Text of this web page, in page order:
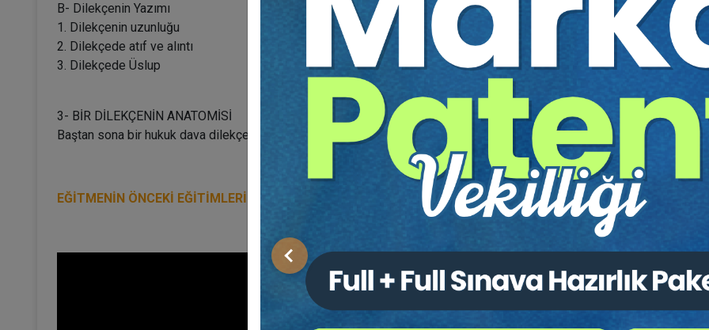
Önceki
B- Dilekçenin Yazımı
1. Dilekçenin uzunluğu
2. Dilekçede atıf ve alıntı
3. Dilekçede Üslup
3- BİR DİLEKÇENİN ANATOMİSİ
Baştan sona bir hukuk dava dilekçesi hazırlanması
EĞİTMENİN ÖNCEKİ EĞİTİMLERİNDEN TANITIM VİDEOSU: